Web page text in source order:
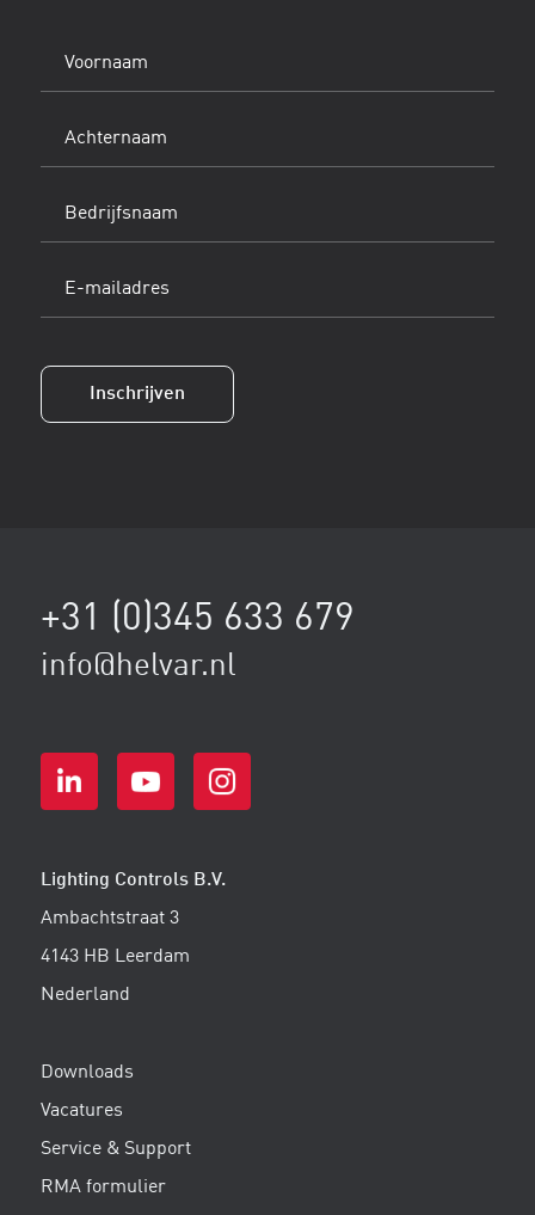
Inschrijven
+31 (0)345 633 679
info@helvar.nl
Lighting Controls B.V.
Ambachtstraat 3
4143 HB Leerdam
Nederland
Downloads
Vacatures
Service & Support
RMA formulier